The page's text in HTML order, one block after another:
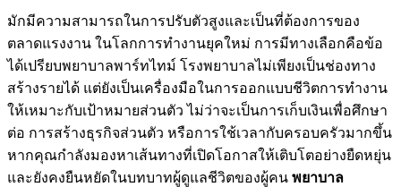
มักมีความสามารถในการปรับตัวสูงและเป็นที่ต้องการของ
ตลาดแรงงาน ในโลกการทำงานยุคใหม่ การมีทางเลือกคือข้อ
ได้เปรียบพยาบาลพาร์ทไทม์ โรงพยาบาลไม่เพียงเป็นช่องทาง
สร้างรายได้ แต่ยังเป็นเครื่องมือในการออกแบบชีวิตการทำงาน
ให้เหมาะกับเป้าหมายส่วนตัว ไม่ว่าจะเป็นการเก็บเงินเพื่อศึกษา
ต่อ การสร้างธุรกิจส่วนตัว หรือการใช้เวลากับครอบครัวมากขึ้น
หากคุณกำลังมองหาเส้นทางที่เปิดโอกาสให้เติบโตอย่างยืดหยุ่น
และยังคงยืนหยัดในบทบาทผู้ดูแลชีวิตของผู้คน พยาบาล